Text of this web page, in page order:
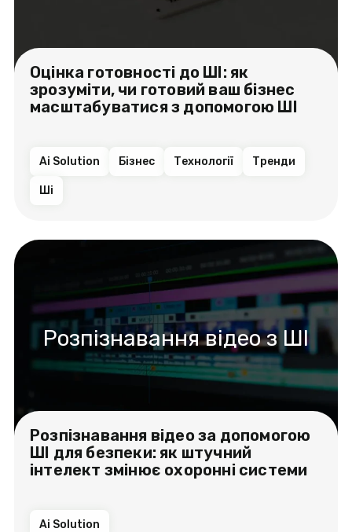
Оцінка готовності до ШІ: як
зрозуміти, чи готовий ваш бізнес
масштабуватися з допомогою ШІ
Ai Solution Бізнес Технології Тренди
Ші
Розпізнавання відео з ШІ
Розпізнавання відео за допомогою
ШІ для безпеки: як штучний
інтелект змінює охоронні системи
Ai Solution